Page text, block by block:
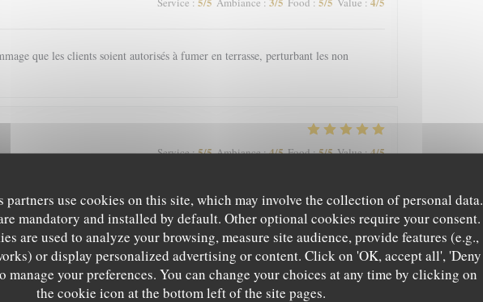
partners use cookies on this site, which may involve the collection of personal data.
mandatory and installed by default. Other optional cookies require your consent.
are used to analyze your browsing, measure site audience, provide features (e.g.,
or display personalized advertising or content. Click on 'OK, accept all', 'Deny
manage your preferences. You can change your choices at any time by clicking on
the cookie icon at the bottom left of the site pages.
que les clients soient autorisés à fumer en terrasse, perturbant les non
Service:5/5 Ambiance:4/5 Food:5/5 Value:4/5
Service 5/5 5/5 : 5 /5 5/5
mieux sur Grenoble rapport qualité-prix
L'EPICURIEN